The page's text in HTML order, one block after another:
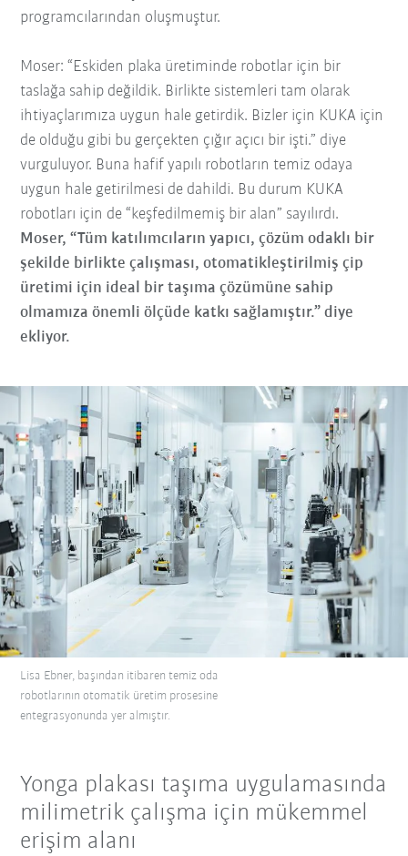
programcılarından oluşmuştur.
Moser: “Eskiden plaka üretiminde robotlar için bir
taslağa sahip değildik. Birlikte sistemleri tam olarak
ihtiyaçlarımıza uygun hale getirdik. Bizler için KUKA için
de olduğu gibi bu gerçekten çığır açıcı bir işti.” diye
vurguluyor. Buna hafif yapılı robotların temiz odaya
uygun hale getirilmesi de dahildi. Bu durum KUKA
robotları için de “keşfedilmemiş bir alan” sayılırdı.
Moser, “Tüm katılımcıların yapıcı, çözüm odaklı bir
şekilde birlikte çalışması, otomatikleştirilmiş çip
üretimi için ideal bir taşıma çözümüne sahip
olmamıza önemli ölçüde katkı sağlamıştır.” diye
ekliyor.
Lisa Ebner, başından itibaren temiz oda
robotlarının otomatik üretim prosesine
entegrasyonunda yer almıştır.
Yonga plakası taşıma uygulamasında
milimetrik çalışma için mükemmel
erişim alanı